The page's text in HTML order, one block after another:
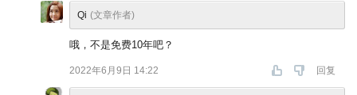
Qi (文章作者)
哦，不是免费10年吧？
2022年6月9日 14:22 回复